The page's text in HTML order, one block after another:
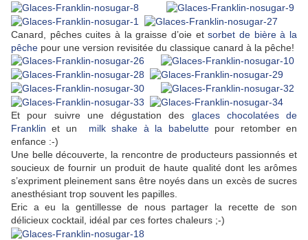
Canard, pêches cuites à la graisse d’oie etsorbet de bière à la
pêche pour une version revisitée du classique canard à la pêche!
Et pour suivre une dégustation des glaces chocolatées de
Franklin et un milk shake à la babeluttepour retomber en
enfance :-)
Une belle découverte, la rencontre de producteurs passionnés et
soucieux de fournir un produit de haute qualité dont les arômes
s’expriment pleinement sans être noyés dans un excès de sucres
anesthésiant trop souvent les papilles.
Eric a eu la gentillesse de nous partager la recette de son
délicieux cocktail, idéal par ces fortes chaleurs ;-)